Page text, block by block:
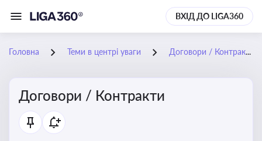
ВХІД ДО LIGA360
Головна Теми в центрі уваги Договори / Контракти
Договори / Контракти